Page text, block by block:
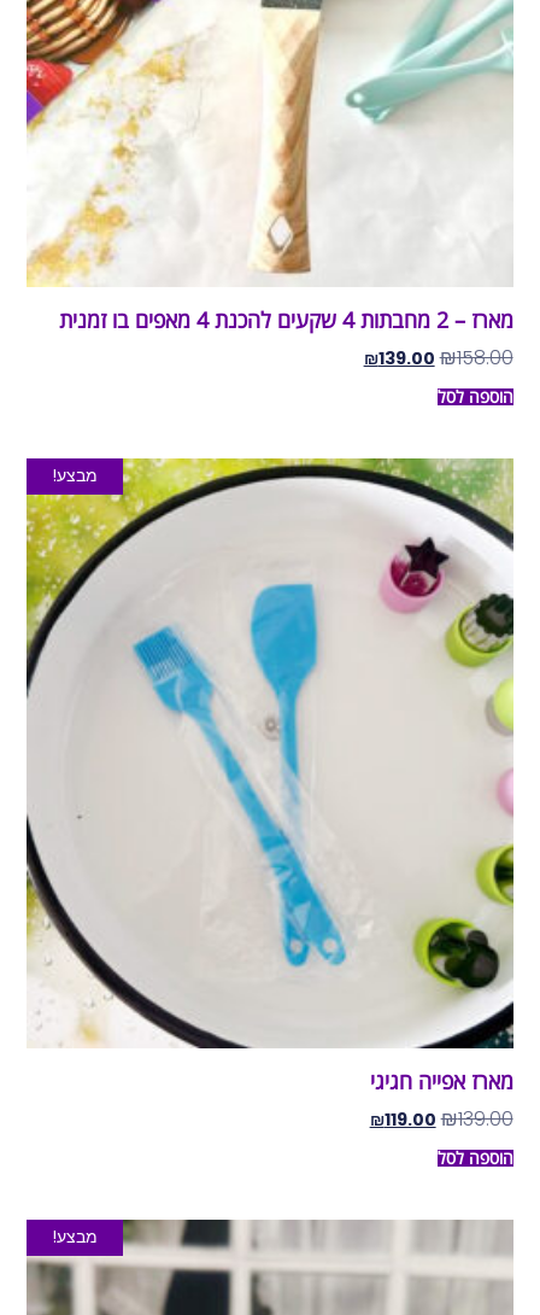
מארז – 2 מחבתות 4 שקעים להכנת 4 מאפים בו זמנית
₪158.00
₪139.00
הוספה לסל
מבצע!
מארז אפייה חגיגי
₪139.00
₪119.00
הוספה לסל
מבצע!